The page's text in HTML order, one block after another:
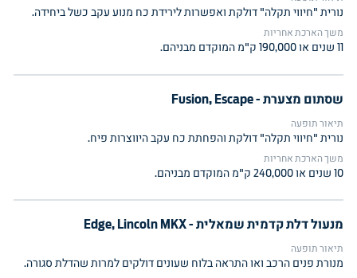
נורית "חיווי תקלה" דולקת ואפשרות לירידת כח מנוע עקב כשל ביחידה.
משך הארכת אחריות
11 שנים או 190,000 ק"מ המוקדם מבניהם.
שסתום מצערת - Fusion, Escape
תיאור תופעה
נורית "חיווי תקלה" דולקת והפחתת כח עקב היווצרות פיח.
משך הארכת אחריות
10 שנים או 240,000 ק"מ המוקדם מבניהם.
מנעול דלת קדמית שמאלית - Edge, Lincoln MKX
תיאור תופעה
מנורת פנים הרכב ואו התראה בלוח שעונים דולקים למרות שהדלת סגורה.